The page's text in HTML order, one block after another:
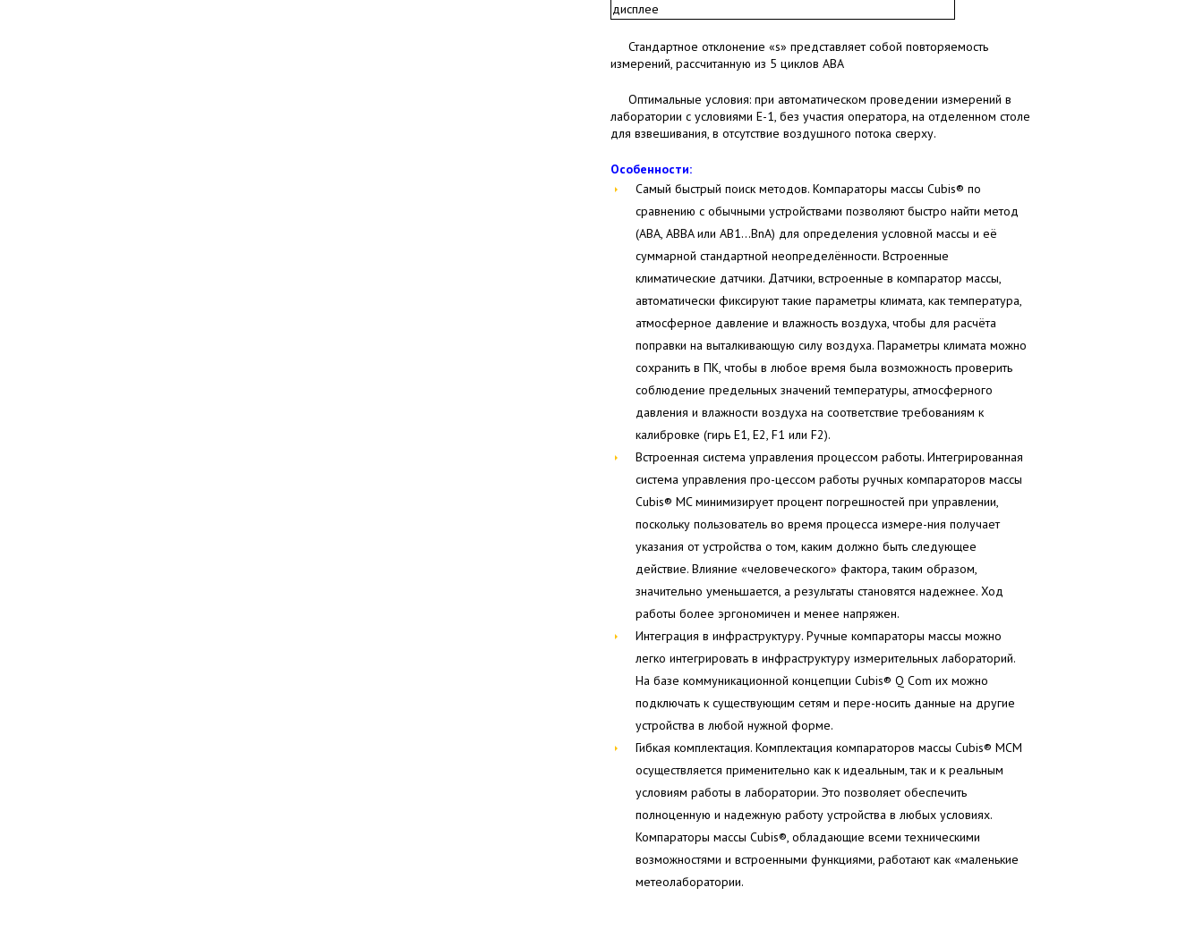
дисплее
Стандартное отклонение «s» представляет собой повторяемость
измерений, рассчитанную из 5 циклов АВА
Оптимальные условия: при автоматическом проведении измерений в
лаборатории с условиями Е-1, без участия оператора, на отделенном столе
для взвешивания, в отсутствие воздушного потока сверху.
Особенности:
Самый быстрый поиск методов. Компараторы массы Cubis® по
сравнению с обычными устройствами позволяют быстро найти метод
(ABA, ABBA или AB1…BnA) для определения условной массы и её
суммарной стандартной неопределённости. Встроенные
климатические датчики. Датчики, встроенные в компаратор массы,
автоматически фиксируют такие параметры климата, как температура,
атмосферное давление и влажность воздуха, чтобы для расчёта
поправки на выталкивающую силу воздуха. Параметры климата можно
сохранить в ПК, чтобы в любое время была возможность проверить
соблюдение предельных значений температуры, атмосферного
давления и влажности воздуха на соответствие требованиям к
калибровке (гирь E1, E2, F1 или F2).
Встроенная система управления процессом работы. Интегрированная
система управления про-цессом работы ручных компараторов массы
Cubis® MC минимизирует процент погрешностей при управлении,
поскольку пользователь во время процесса измере-ния получает
указания от устройства о том, каким должно быть следующее
действие. Влияние «человеческого» фактора, таким образом,
значительно уменьшается, а результаты становятся надежнее. Ход
работы более эргономичен и менее напряжен.
Интеграция в инфраструктуру. Ручные компараторы массы можно
легко интегрировать в инфраструктуру измерительных лабораторий.
На базе коммуникационной концепции Cubis® Q Com их можно
подключать к существующим сетям и пере-носить данные на другие
устройства в любой нужной форме.
Гибкая комплектация. Комплектация компараторов массы Cubis® MCM
осуществляется применительно как к идеальным, так и к реальным
условиям работы в лаборатории. Это позволяет обеспечить
полноценную и надежную работу устройства в любых условиях.
Компараторы массы Cubis®, обладающие всеми техническими
возможностями и встроенными функциями, работают как «маленькие
метеолаборатории.